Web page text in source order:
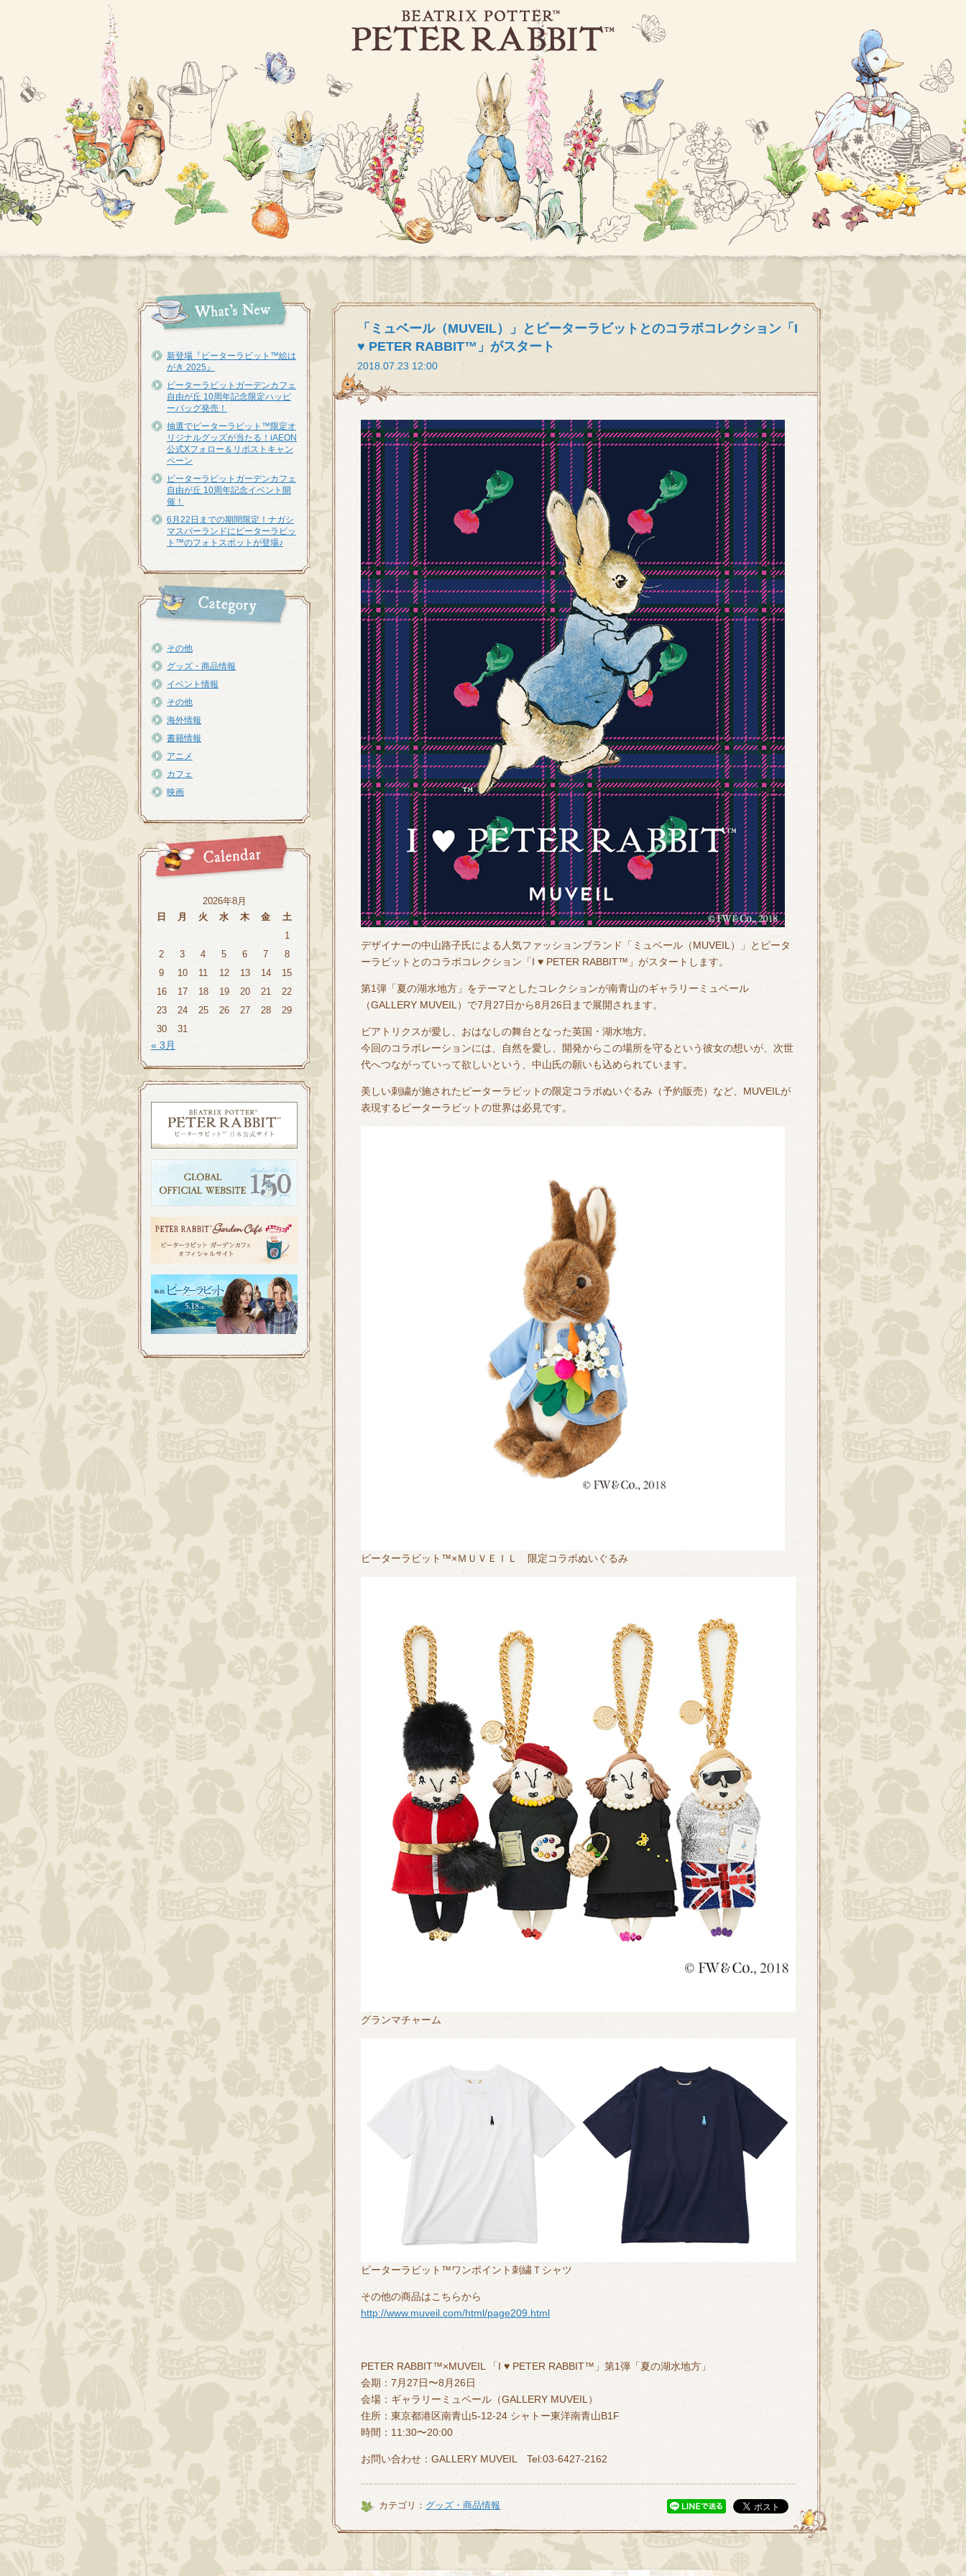
新登場『ピーターラビット™︎絵は
がき 2025』
ピーターラビットガーデンカフェ
自由が丘 10周年記念限定ハッピ
ーバッグ発売！
抽選でピーターラビット™限定オ
リジナルグッズが当たる！iAEON
公式Xフォロー＆リポストキャン
ペーン
ピーターラビットガーデンカフェ
自由が丘 10周年記念イベント開
催！
6月22日までの期間限定！ナガシ
マスパーランドにピーターラビッ
ト™のフォトスポットが登場♪
その他
グッズ・商品情報
イベント情報
その他
海外情報
書籍情報
アニメ
カフェ
映画
2026年8月
日
月 火 水 木 金
土
1
2
3 4 5 6 7
8
9
10 11 12 13 14
15
16
17 18 19 20 21
22
23
24 25 26 27 28
29
30
31
« 3月
「ミュベール（MUVEIL）」とピーターラビットとのコラボコレクション「I
♥ PETER RABBIT™」がスタート
2018.07.23 12:00
デザイナーの中山路子氏による人気ファッションブランド「ミュベール（MUVEIL）」とピータ
ーラビットとのコラボコレクション「I ♥ PETER RABBIT™」がスタートします。
第1弾「夏の湖水地方」をテーマとしたコレクションが南青山のギャラリーミュベール
（GALLERY MUVEIL）で7月27日から8月26日まで展開されます。
ビアトリクスが愛し、おはなしの舞台となった英国・湖水地方。
今回のコラボレーションには、自然を愛し、開発からこの場所を守るという彼女の想いが、次世
代へつながっていって欲しいという、中山氏の願いも込められています。
美しい刺繍が施されたピーターラビットの限定コラボぬいぐるみ（予約販売）など、MUVEILが
表現するピーターラビットの世界は必見です。
ピーターラビット™×ＭＵＶＥＩＬ 限定コラボぬいぐるみ
グランマチャーム
ピーターラビット™ワンポイント刺繍Ｔシャツ
その他の商品はこちらから
http://www.muveil.com/html/page209.html
PETER RABBIT™×MUVEIL 「I ♥ PETER RABBIT™️」第1弾「夏の湖水地方」
会期：7月27日〜8月26日
会場：ギャラリーミュベール（GALLERY MUVEIL）
住所：東京都港区南青山5-12-24 シャトー東洋南青山B1F
時間：11:30〜20:00
お問い合わせ：GALLERY MUVEIL Tel:03-6427-2162
カテゴリ： グッズ・商品情報